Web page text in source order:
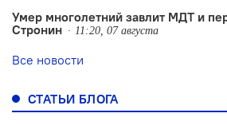
Умер многолетний завлит МДТ и
Стронин
11:20, 07 августа
Все новости
СТАТЬИ БЛОГА